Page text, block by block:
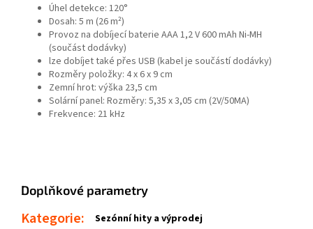
Úhel detekce: 120°
Dosah: 5 m (26 m²)
Provoz na dobíjecí baterie AAA 1,2 V 600 mAh Ni-MH
(součást dodávky)
lze dobíjet také přes USB (kabel je součástí dodávky)
Rozměry položky: 4 x 6 x 9 cm
Zemní hrot: výška 23,5 cm
Solární panel: Rozměry: 5,35 x 3,05 cm (2V/50MA)
Frekvence: 21 kHz
Doplňkové parametry
Kategorie: Sezónní hity a výprodej